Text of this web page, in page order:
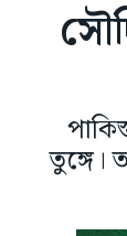
তুঙ্গে।